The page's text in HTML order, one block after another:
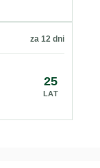
za 12 dni
25
LAT